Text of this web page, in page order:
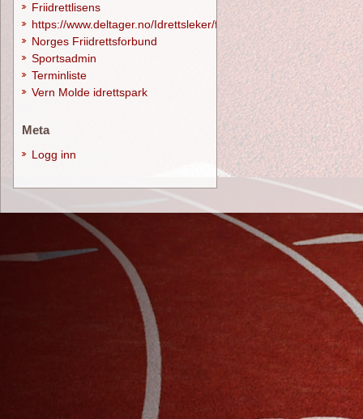
Friidrettlisens
https://www.deltager.no/Idrettsleker/forside
Norges Friidrettsforbund
Sportsadmin
Terminliste
Vern Molde idrettspark
Meta
Logg inn